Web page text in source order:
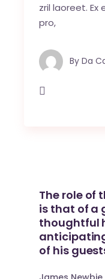
zril laoreet.
pro,
By Da
The role of
is that of a
thoughtful
of his